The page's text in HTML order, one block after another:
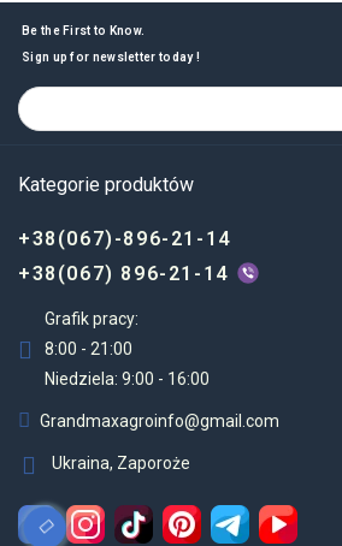
Be the First to Know.
Sign up for newsletter today !
Kategorie produktów
+38(067)-896-21-14
+38(067) 896-21-14
Grafik pracy:
8:00 - 21:00
Niedziela: 9:00 - 16:00
Grandmaxagroinfo@gmail.com
Ukraina, Zaporoże